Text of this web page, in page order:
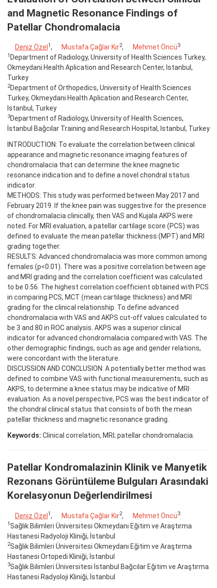
and Magnetic Resonance Findings of
Patellar Chondromalacia
Deniz Özel 1, Mustafa Çağlar Kır2, Mehmet Öncü3
1 Department of Radiology, University of Health Sciences Turkey,
Okmeydani Health Aplication and Research Center, Istanbul,
Turkey
2Department of Orthopedics, University of Health Sciences
Turkey, Okmeydani Health Aplication and Research Center,
Istanbul, Turkey
3Department of Radiology, University of Health Sciences,
İstanbul Bağcılar Training and Research Hospital, Istanbul, Turkey
INTRODUCTION: To evaluate the correlation between clinical
appearance and magnetic resonance imaging features of
chondromalacia that can determine the knee magnetic
resonance indication and to define a novel chondral status
indicator.
METHODS: This study was performed between May 2017 and
February 2019. If the knee pain was suggestive for the presence
of chondromalacia clinically, then VAS and Kujala AKPS were
noted. For MRI evaluation, a patellar cartilage score (PCS) was
defined to evaluate the mean patellar thickness (MPT) and MRI
grading together.
RESULTS: Advanced chondromalacia was more common among
females (p<0.01). There was a positive correlation between age
and MRI grading and the correlation coefficient was calculated
to be 0.56. The highest correlation coefficient obtained with PCS
in comparing PCS, MCT (mean cartilage thickness) and MRI
grading for the clinical relationship. To define advanced
chondromalacia with VAS and AKPS cut-off values calculated to
be 3 and 80 in ROC analysis. AKPS was a superior clinical
indicator for advanced chondromalacia compared with VAS. The
other demographic findings, such as age and gender relations,
were concordant with the literature.
DISCUSSION AND CONCLUSION: A potentially better method was
defined to combine VAS with functional measurements, such as
AKPS, to determine a knee status may be indicative of MRI
evaluation. As a novel perspective, PCS was the best indicator of
the chondral clinical status that consists of both the mean
patellar thickness and magnetic resonance grading.
Keywords: Clinical correlation, MRI; patellar chondromalacia.
Patellar Kondromalazinin Klinik ve Manyetik
Rezonans Görüntüleme Bulguları Arasındaki
Korelasyonun Değerlendirilmesi
Deniz Özel1 , Mustafa Çağlar Kır2, Mehmet Öncü3
1 Sağlık Bilimleri Üniversitesi Okmeydanı Eğitim ve Araştırma
Hastanesi Radyoloji Kliniği, İstanbul
2Sağlık Bilimleri Üniversitesi Okmeydanı Eğitim ve Araştırma
Hastanesi Ortopedi Kliniği, İstanbul
3Sağlık Bilimleri Üniversitesi İstanbul Bağcılar Eğitim ve Araştırma
Hastanesi Radyoloji Kliniği, İstanbul